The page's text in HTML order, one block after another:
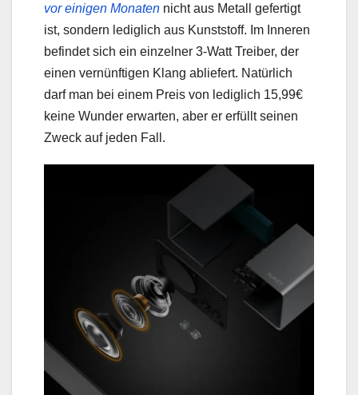
vor einigen Monaten nicht aus Metall gefertigt
ist, sondern lediglich aus Kunststoff. Im Inneren
befindet sich ein einzelner 3-Watt Treiber, der
einen vernünftigen Klang abliefert. Natürlich
darf man bei einem Preis von lediglich 15,99€
keine Wunder erwarten, aber er erfüllt seinen
Zweck auf jeden Fall.